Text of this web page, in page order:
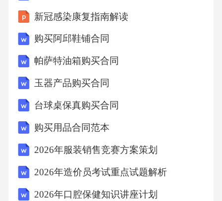
约金。逾期超过日的，乙方有权解除本合同，
并没收甲方已支付的定金，同时要求甲方按照
未支付款项总额的%向乙方支付违约金。2.若乙
方未按照本合同约定的时间交付手机，每逾期
一日，应按照合同总金额的%向甲方支付违约
要求乙方双倍返还定金，同时按照合同总金额
的%向甲方支付违约金。3.若乙方交付的手机不
符合质量保证条款的约定，乙方应按照本合同
第四条的约定承担相应的维修、更换、退货或
赔偿责任。如因乙方提供的手机质量问题给甲
方造成其他损失的，乙方应按照《中华人民共
新冠感染康复指南解读
购买阿邱鞋铺合同
帕萨特油箱购买合同
玉器产品购买合同
台球桌保真购买合同
购买用品合同范本
2026年服装销售竞赛方案策划
2026年造价员考试重点试题解析
2026年口腔保健知识讲座计划